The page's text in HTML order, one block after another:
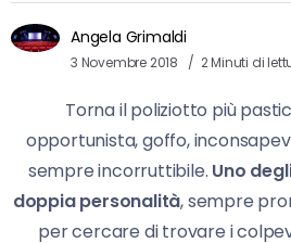
Angela Grimaldi
3 Novembre 2018 2 Minuti di
Torna il poliziotto più
opportunista, goffo,
sempre incorruttibile. Uno
doppia personalità, sempre
per cercare di trovare i